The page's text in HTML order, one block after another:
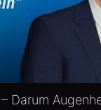
Darum